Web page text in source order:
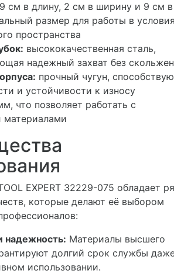
см в длину, 2 см в ширину и 9 см в
размер для работы в
пространства
высококачественная сталь,
надежный захват без
прочный чугун,
и устойчивости к износу
что позволяет работать с
материалами
EXPERT 32229-075 обладает
которые делают её выбором
надежность: Материалы высшего
долгий срок службы
использовании.